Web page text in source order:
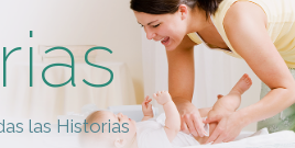
las Historias